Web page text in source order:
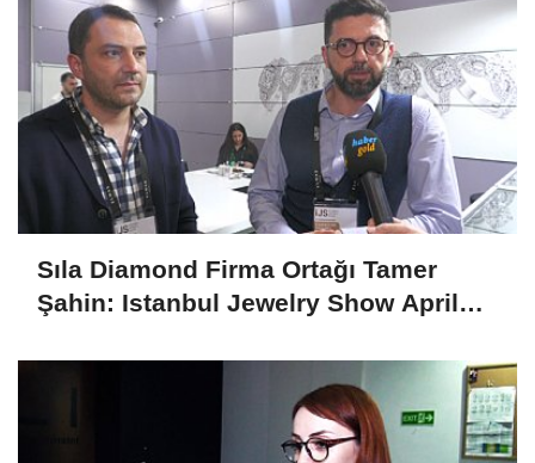
Sıla Diamond Firma Ortağı Tamer
Şahin: Istanbul Jewelry Show April